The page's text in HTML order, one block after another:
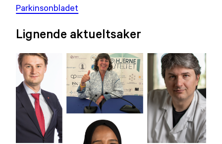
Parkinsonbladet
Lignende aktueltsaker